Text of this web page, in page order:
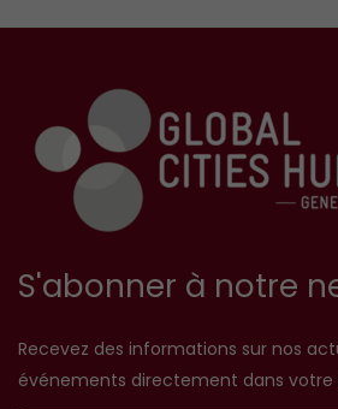
S'abonner à notre
Recevez des informations sur nos
événements directement dans